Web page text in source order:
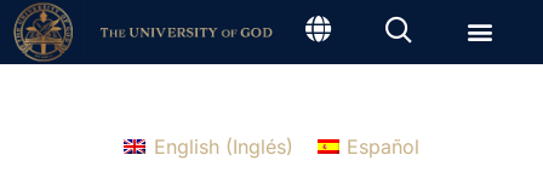
English(Inglés) Español